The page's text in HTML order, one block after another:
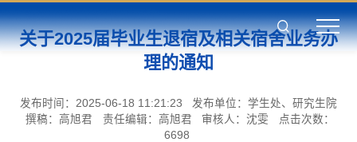
关于2025届毕业生退宿及相关宿舍业务办
理的通知
发布时间：2025-06-18 11:21:23
发布单位：学生处、研究生院
撰稿：高旭君
责任编辑：高旭君 审核人：沈雯
点击次数：
6698